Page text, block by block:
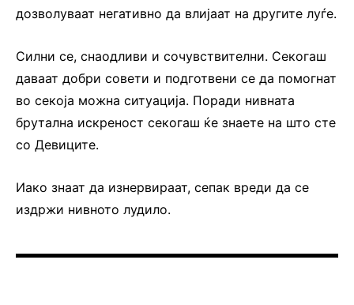
дозволуваат негативно да влијаат на другите луѓе.
Силни се, снаодливи и сочувствителни. Секогаш
даваат добри совети и подготвени се да помогнат
во секоја можна ситуација. Поради нивната
брутална искреност секогаш ќе знаете на што сте
со Девиците.
Иако знаат да изнервираат, сепак вреди да се
издржи нивното лудило.